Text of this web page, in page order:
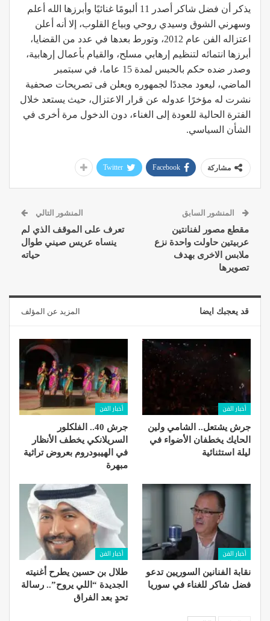
يذكر أن فضل شاكر أصدر 11 ألبومًا غنائيًا وأبرزها الله أعلم
وسهرني الشوق وسيدي روحي وبياع القلوب، إلا أنه أعلن
اعتزاله الفن عام 2012، وتورط بعدها في عدد من القضايا،
أبرزها انتمائه لتنظيم إرهابي مسلح، والقيام بأعمال إرهابية،
وصدر ضده حكم بالحبس لمدة 15 عاما، في سبتمبر
الماضي، ليعود مجددًا لجمهوره ويعلن فى تصريحات صحفية
نشرت له مؤخرًا عدوله عن قرار الاعتزال، حيث يستعد خلال
الفترة الحالية للعودة إلى الغناء، دون الدخول مرة أخرى في
الشأن السياسي.
مشاركة Facebook
Twitter
المنشور السابق
مقطع مصور لفنانتين
عربيتين حاولت واحدة نزع
ملابس الاخرى بهدف
تصويرها
المنشور التالي
تعرف على الموقف الذي لم
ينساه عريس صيني طوال
حياته
قد يعجبك ايضا المزيد عن المؤلف
أخبار الفن
جرش يشتعل.. الشامي ولين
الحايك يخطفان الأضواء في
ليلة استثنائية
أخبار الفن
جرش 40.. الفلكلور
السريلانكي يخطف الأنظار
في الهيبودروم بعروض تراثية
مبهرة
أخبار الفن
نقابة الفنانين السوريين تدعو
فضل شاكر للغناء في سوريا
أخبار الفن
طلال بن حسين يطرح أغنيته
الجديدة “اللي يروح”.. رسالة
تحدٍ بعد الفراق